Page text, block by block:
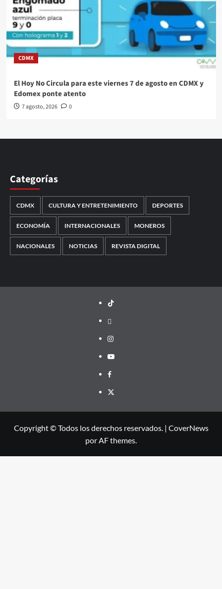
CDMX
El Hoy No Circula para este viernes 7 de agosto en CDMX y
Edomex ponte atento
7 agosto, 2026 0
Categorías
CDMX CULTURA Y ENTRETENIMIENTO DEPORTES
ECONOMÍA INTERNACIONALES MONEROS
NACIONALES NOTICIAS REVISTA DIGITAL
TikTok
threads
Instagram
Youtube
Facebook
X
Copyright © Todos los derechos reservados. | CoverNews
por AF themes.